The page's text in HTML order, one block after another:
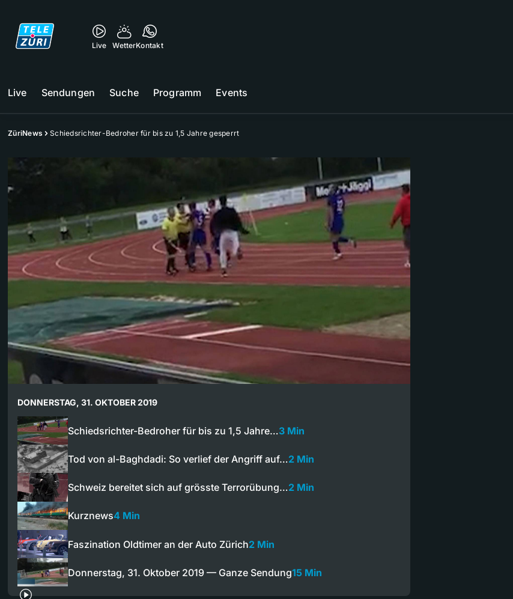
Live WetterKontakt
Live Sendungen Suche Programm Events
ZüriNews Schiedsrichter-Bedroher für bis zu 1,5 Jahre gesperrt
DONNERSTAG, 31. OKTOBER 2019
Schiedsrichter-Bedroher für bis zu 1,5 Jahre…3 Min
Tod von al-Baghdadi: So verlief der Angriff auf…2 Min
Schweiz bereitet sich auf grösste Terrorübung…2 Min
Kurznews4 Min
Faszination Oldtimer an der Auto Zürich2 Min
Donnerstag, 31. Oktober 2019 — Ganze Sendung15 Min